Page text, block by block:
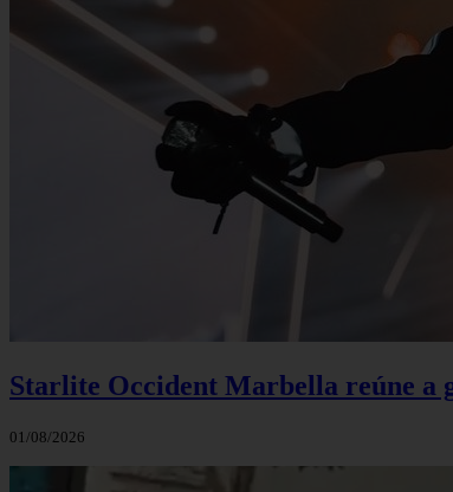
Starlite Occident Marbella reúne a
01/08/2026